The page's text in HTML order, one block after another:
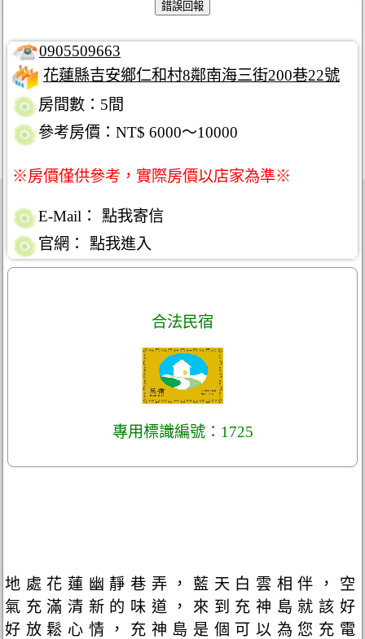
0905509663
花蓮縣吉安鄉仁和村8鄰南海三街200巷22號
房間數：5間
參考房價：NT$ 6000～10000
※房價僅供參考，實際房價以店家為準※
E-Mail：
點我寄信
官網：
點我進入
合法民宿
專用標識編號：1725
地處花蓮幽靜巷弄，藍天白雲相伴，空
氣充滿清新的味道，來到充神島就該好
好放鬆心情，充神島是個可以為您充電